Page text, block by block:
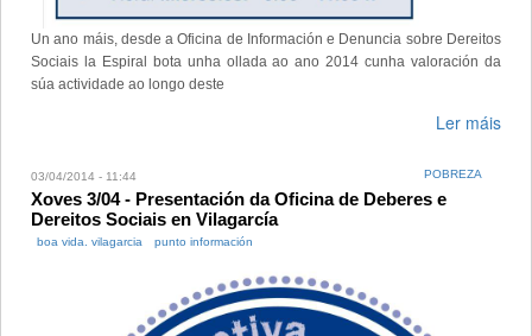
Un ano máis, desde a Oficina de Información e Denuncia sobre Dereitos
Sociais la Espiral bota unha ollada ao ano 2014 cunha valoración da
súa actividade ao longo deste
Ler máis
03/04/2014 - 11:44 POBREZA
Xoves 3/04 - Presentación da Oficina de Deberes e
Dereitos Sociais en Vilagarcía
boa vida. vilagarcia punto información